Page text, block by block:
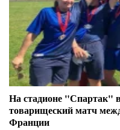
На стадионе "Спартак"
товарищеский матч
Франции